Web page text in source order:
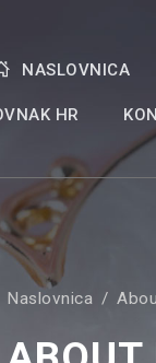
NASLOVNICA
HR
Naslovnica